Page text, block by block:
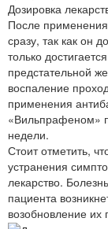
Дозировка
После
сразу, так как он
только
предстательной
воспаление
применения
«Вильпрафеном»
недели.
Стоит отметить,
устранения
лекарство.
пациента
возобновление их